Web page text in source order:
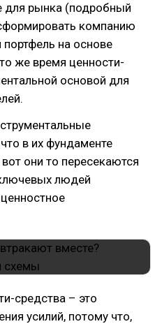
для рынка (подробный
компанию
на основе
же время ценности-
основой для
в их фундаменте
они то пересекаются
людей
средства – это
усилий, потому что,